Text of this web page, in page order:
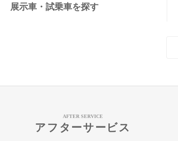
展示車・試乗車を探す
AFTER SERVICE
アフターサービス